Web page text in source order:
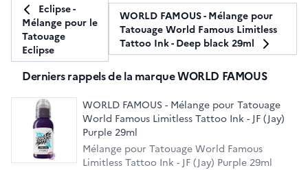
Eclipse -
Mélange pour le
Tatouage
Eclipse
WORLD FAMOUS - Mélange pour
Tatouage World Famous Limitless
Tattoo Ink - Deep black 29ml
Derniers rappels de la marque WORLD FAMOUS
WORLD FAMOUS - Mélange pour Tatouage
World Famous Limitless Tattoo Ink - JF (Jay)
Purple 29ml
Mélange pour Tatouage World Famous
Limitless Tattoo Ink - JF (Jay) Purple 29ml